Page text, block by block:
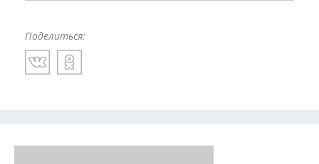
Поделиться: